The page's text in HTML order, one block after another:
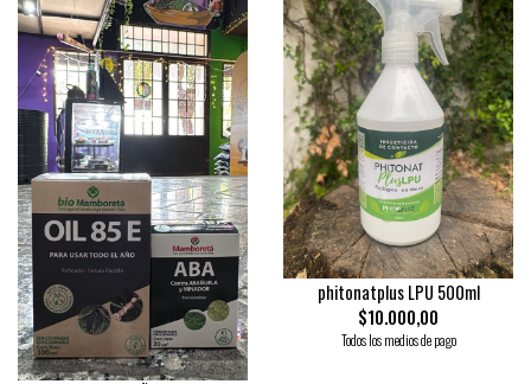
phitonatplus LPU 500ml
$10.000,00
Todos los medios de pago